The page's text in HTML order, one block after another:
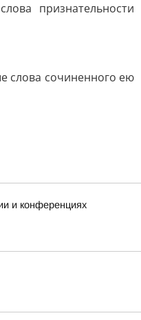
признательности
слова сочиненного ею
и конференциях